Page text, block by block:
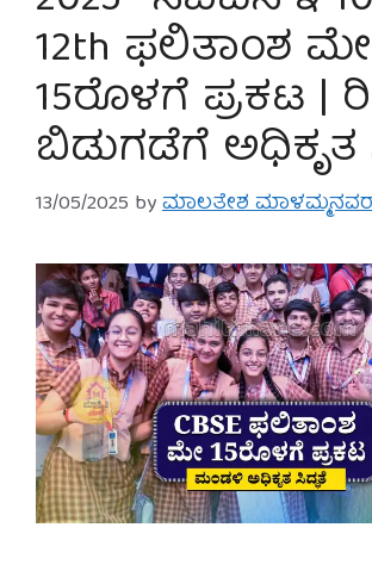
12th ಫಲಿತಾಂಶ ಮೇ
15ರೊಳಗೆ ಪ್ರಕಟ |
ಬಿಡುಗಡೆಗೆ ಅಧಿಕೃತ
13/05/2025 byಮಾಲತೇಶ